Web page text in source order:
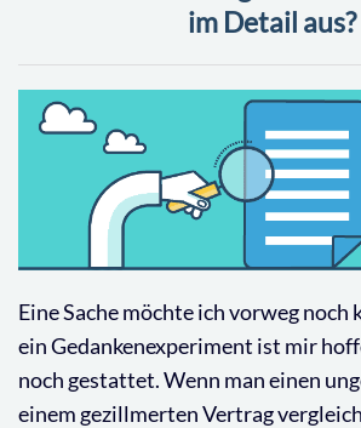
im Detail aus?
Eine Sache möchte ich vorweg noch
ein Gedankenexperiment ist mir
noch gestattet. Wenn man einen
einem gezillmerten Vertrag